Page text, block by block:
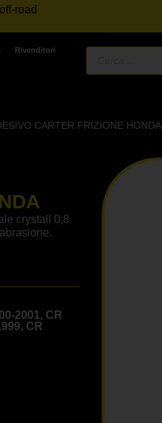
road
Rivenditori
CARTER FRIZIONE HONDA
crystall 0,8
2001, CR
CR